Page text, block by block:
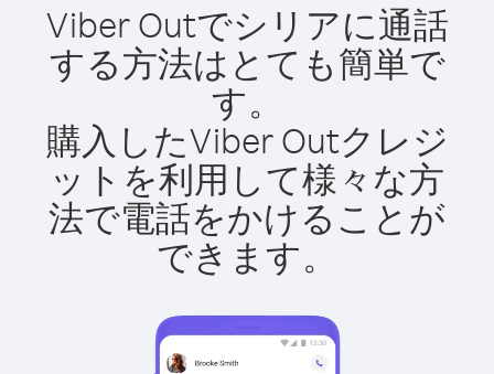
Viber Outでシリアに通話
する方法はとても簡単で
す。
購入したViber Outクレジ
ットを利用して様々な方
法で電話をかけることが
できます。